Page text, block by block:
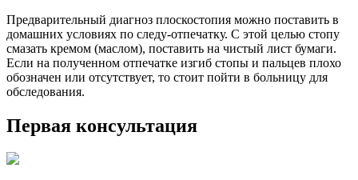
Предварительный диагноз плоскостопия можно поставить в
домашних условиях по следу-отпечатку. С этой целью стопу
смазать кремом (маслом), поставить на чистый лист бумаги.
Если на полученном отпечатке изгиб стопы и пальцев плохо
обозначен или отсутствует, то стоит пойти в больницу для
обследования.
Первая консультация